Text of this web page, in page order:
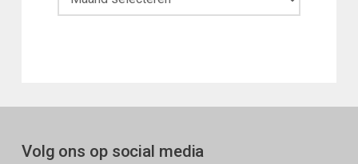
Volg ons op social media